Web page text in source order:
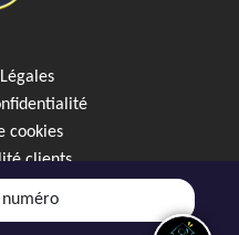
cookies
clients
mail